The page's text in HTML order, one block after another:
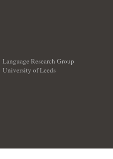
Language Research Group
University of Leeds